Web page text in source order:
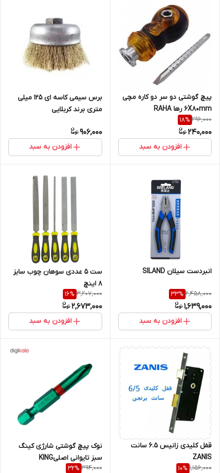
پیچ گوشتی دو سر دو کاره مچی
6X80mm رها RAHA
296,000
18%
240,000
افزودن به سبد
برس سیمی کاسه ای 125 میلی
متری برند کربلایی
906,000
افزودن به سبد
انبردست سیلان SILAND
2,458,000
33%
1,639,000
افزودن به سبد
ست 5 عددی سوهان چوب سایز
8 اینچ
3,207,000
16%
2,673,000
افزودن به سبد
قفل کلیدی زانیس 6.5 سانت
ZANIS
1,156,000
10%
نوک پیچ‌ گوشتی شارژی کینگ
سبز تایوانی اصلیKING
394,000
32%